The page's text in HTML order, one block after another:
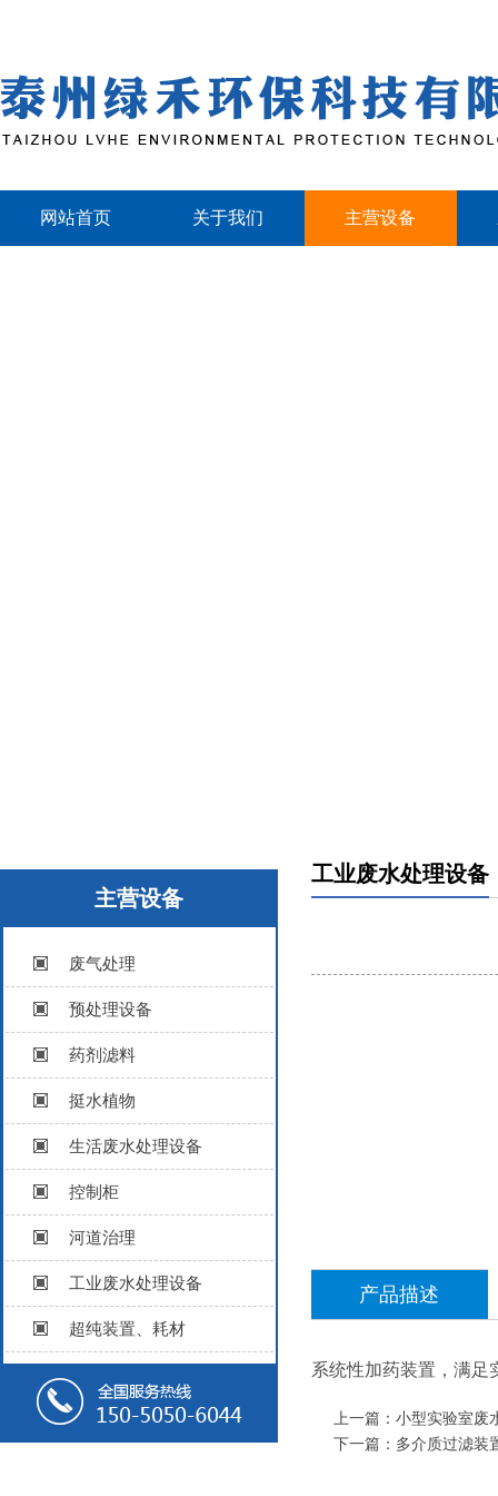
网站首页 关于我们 主营设备
主营设备
废气处理
预处理设备
药剂滤料
挺水植物
生活废水处理设备
控制柜
河道治理
工业废水处理设备
超纯装置、耗材
工业废水处理设备
产品描述
系统性加药装置 ，满
上一篇： 小型实验室废
下一篇： 多介质过滤装